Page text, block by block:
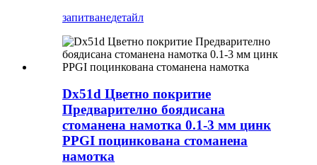
запитванедетайл
Dx51d Цветно покритие
Предварително боядисана
стоманена намотка 0.1-3 мм цинк
PPGI поцинкована стоманена
намотка